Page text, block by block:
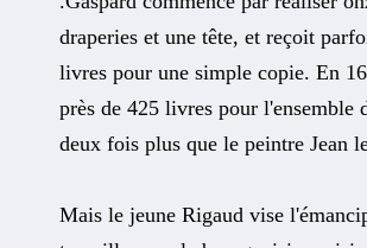
draperies et une tête, et reçoit
livres pour une simple copie. En
près de 425 livres pour l'ensemble
deux fois plus que le peintre Jean
Mais le jeune Rigaud vise